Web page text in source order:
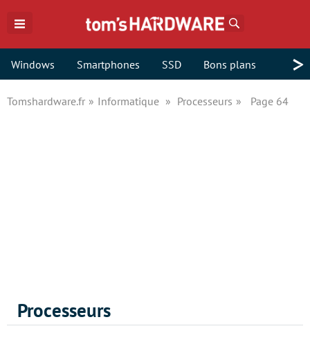
Windows Smartphones SSD Bons plans >
Tomshardware.fr Informatique Processeurs Page 64
Processeurs